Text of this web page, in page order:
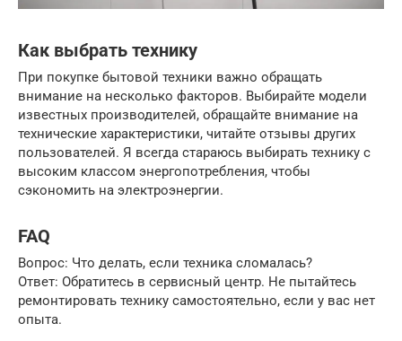
Как выбрать технику
При покупке бытовой техники важно обращать
внимание на несколько факторов. Выбирайте модели
известных производителей, обращайте внимание на
технические характеристики, читайте отзывы других
пользователей. Я всегда стараюсь выбирать технику с
высоким классом энергопотребления, чтобы
сэкономить на электроэнергии.
FAQ
Вопрос: Что делать, если техника сломалась?
Ответ: Обратитесь в сервисный центр. Не пытайтесь
ремонтировать технику самостоятельно, если у вас нет
опыта.